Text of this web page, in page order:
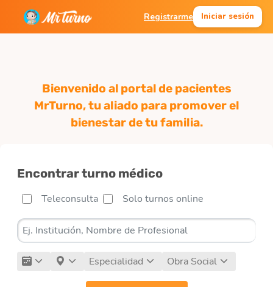
Registrarme Iniciar sesión
Bienvenido al portal de pacientes
MrTurno, tu aliado para promover el
bienestar de tu familia.
Encontrar turno médico
Teleconsulta Solo turnos online
Especialidad Obra Social